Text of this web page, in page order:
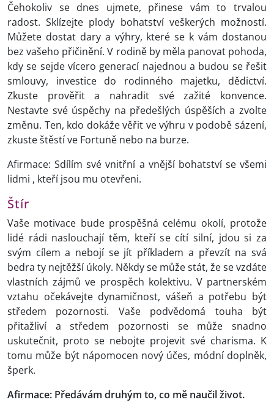
Čehokoliv se dnes ujmete, přinese vám to trvalou
radost. Sklízejte plody bohatství veškerých možností.
Můžete dostat dary a výhry, které se k vám dostanou
bez vašeho přičinění. V rodině by měla panovat pohoda,
kdy se sejde vícero generací najednou a budou se řešit
smlouvy, investice do rodinného majetku, dědictví.
Zkuste prověřit a nahradit své zažité konvence.
Nestavte své úspěchy na předešlých úspěších a zvolte
změnu. Ten, kdo dokáže věřit ve výhru v podobě sázení,
zkuste štěstí ve Fortuně nebo na burze.
Afirmace: Sdílím své vnitřní a vnější bohatství se všemi
lidmi , kteří jsou mu otevřeni.
Štír
Vaše motivace bude prospěšná celému okolí, protože
lidé rádi naslouchají těm, kteří se cítí silní, jdou si za
svým cílem a nebojí se jít příkladem a převzít na svá
bedra ty nejtěžší úkoly. Někdy se může stát, že se vzdáte
vlastních zájmů ve prospěch kolektivu. V partnerském
vztahu očekávejte dynamičnost, vášeň a potřebu být
středem pozornosti. Vaše podvědomá touha být
přitažliví a středem pozornosti se může snadno
uskutečnit, proto se nebojte projevit své charisma. K
tomu může být nápomocen nový účes, módní doplněk,
šperk.
Afirmace: Předávám druhým to, co mě naučil život.